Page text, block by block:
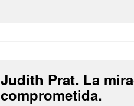
Judith Prat. La
comprometida.